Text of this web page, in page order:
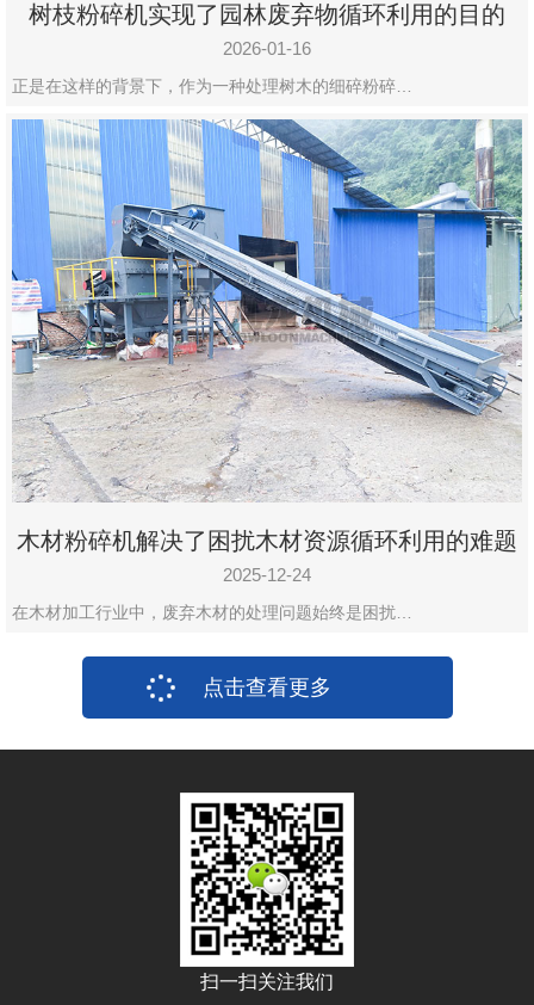
树枝粉碎机实现了园林废弃物循环利用的目的
2026-01-16
正是在这样的背景下，作为一种处理树木的细碎粉碎…
木材粉碎机解决了困扰木材资源循环利用的难题
2025-12-24
在木材加工行业中，废弃木材的处理问题始终是困扰…
点击查看更多
扫一扫关注我们